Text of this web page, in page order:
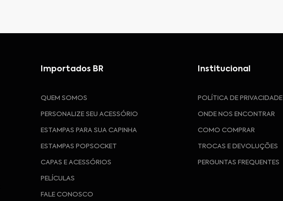
Importados BR
QUEM SOMOS
PERSONALIZE SEU ACESSÓRIO
ESTAMPAS PARA SUA CAPINHA
ESTAMPAS POPSOCKET
CAPAS E ACESSÓRIOS
PELÍCULAS
FALE CONOSCO
Institucional
POLÍTICA DE PRIVACIDADE
ONDE NOS ENCONTRAR
COMO COMPRAR
TROCAS E DEVOLUÇÕES
PERGUNTAS FREQUENTES